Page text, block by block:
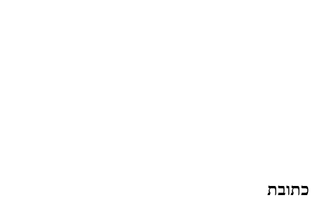
כתובת